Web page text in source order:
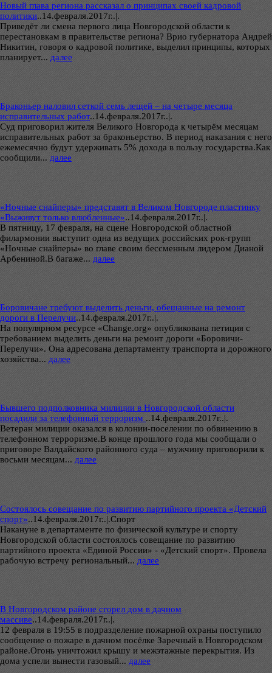
Новый глава региона рассказал о принципах своей кадровой
политики..14.февраля.2017г..|.
Приведёт ли смена первого лица Новгородской области к
перестановкам в правительстве региона? Врио губернатора Андрей
Никитин, говоря о кадровой политике, выделил принципы, которых
планирует... далее
Браконьер наловил сеткой семь лещей – на четыре месяца
исправительных работ..14.февраля.2017г..|.
Суд приговорил жителя Великого Новгорода к четырём месяцам
исправительных работ за браконьерство. В период наказания с него
ежемесячно будут удерживать 5% дохода в пользу государства.Как
сообщили... далее
«Ночные снайперы» представят в Великом Новгороде пластинку
«Выживут только влюбленные»..14.февраля.2017г..|.
В пятницу, 17 февраля, на сцене Новгородской областной
филармонии выступит одна из ведущих российских рок-групп
«Ночные снайперы» во главе своим бессменным лидером Дианой
Арбениной.В багаже... далее
Боровичане требуют выделить деньги, обещанные на ремонт
дороги в Перелучи..14.февраля.2017г..|.
На популярном ресурсе «Change.org» опубликована петиция с
требованием выделить деньги на ремонт дороги «Боровичи-
Перелучи». Она адресована департаменту транспорта и дорожного
хозяйства... далее
Бывшего подполковника милиции в Новгородской области
посадили за телефонный терроризм ..14.февраля.2017г..|.
Ветеран милиции оказался в колонии-поселении по обвинению в
телефонном терроризме.В конце прошлого года мы сообщали о
приговоре Валдайского районного суда – мужчину приговорили к
восьми месяцам... далее
Состоялось совещание по развитию партийного проекта «Детский
спорт»..14.февраля.2017г..|.Спорт
Накануне в департаменте по физической культуре и спорту
Новгородской области состоялось совещание по развитию
партийного проекта «Единой России» - «Детский спорт». Провела
рабочую встречу региональный... далее
В Новгородском районе сгорел дом в дачном
массиве..14.февраля.2017г..|.
12 февраля в 19:55 в подразделение пожарной охраны поступило
сообщение о пожаре в дачном посёлке Заречный в Новгородском
районе.Огонь уничтожил крышу и межэтажные перекрытия. Из
дома успели вынести газовый... далее